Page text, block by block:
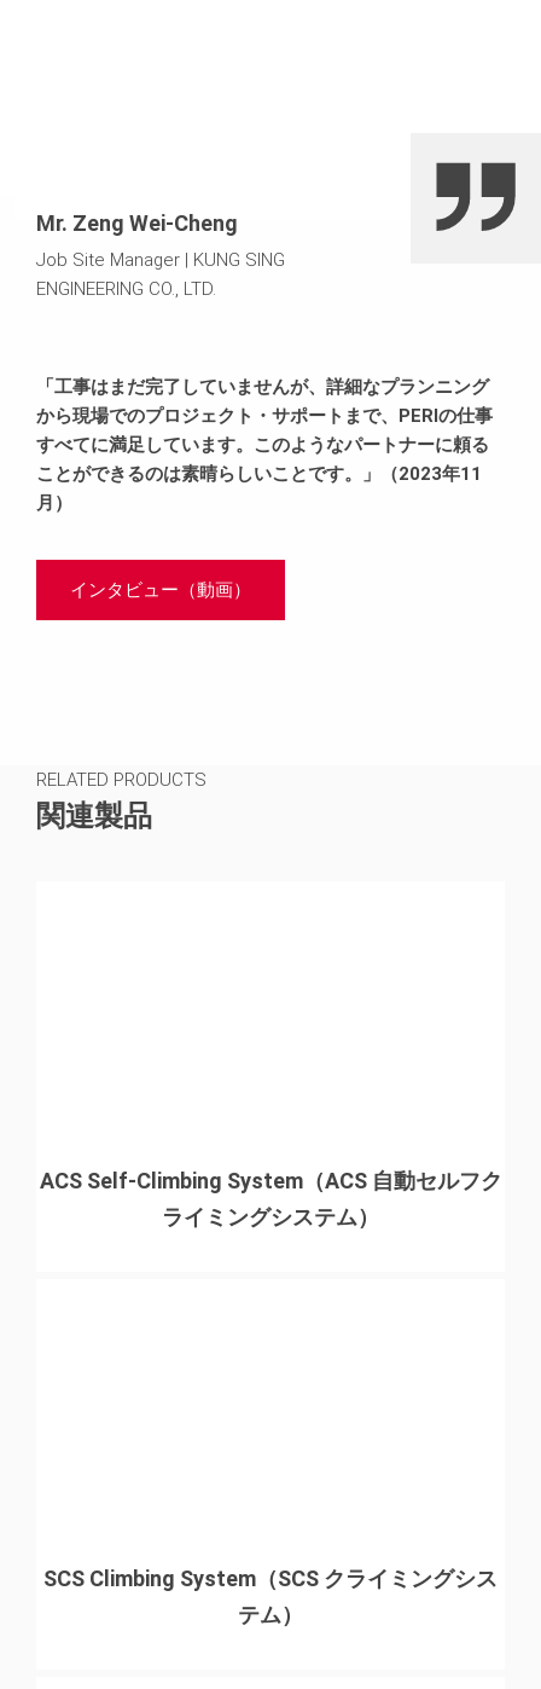
Mr. Zeng Wei-Cheng
Job Site Manager | KUNG SING
ENGINEERING CO., LTD.
「工事はまだ完了していませんが、詳細なプランニング
から現場でのプロジェクト・サポートまで、PERIの仕事
すべてに満足しています。このようなパートナーに頼る
ことができるのは素晴らしいことです。」（2023年11
月）
インタビュー（動画）
RELATED PRODUCTS
関連製品
ACS Self-Climbing System（ACS 自動セルフク
ライミングシステム）
SCS Climbing System（SCS クライミングシス
テム）